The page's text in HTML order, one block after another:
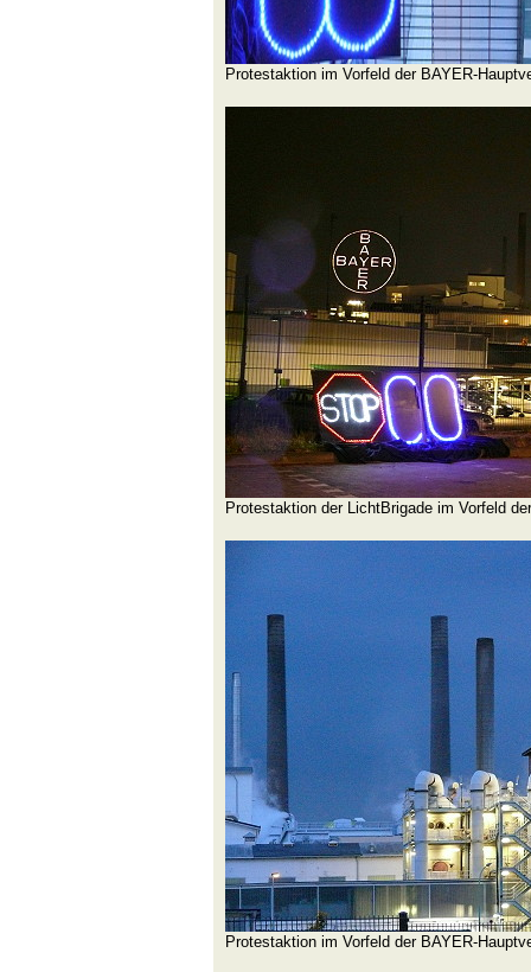
Protestaktion im Vorfeld der BAYER-
Protestaktion der LichtBrigade im Vorfeld
Protestaktion im Vorfeld der BAYER-